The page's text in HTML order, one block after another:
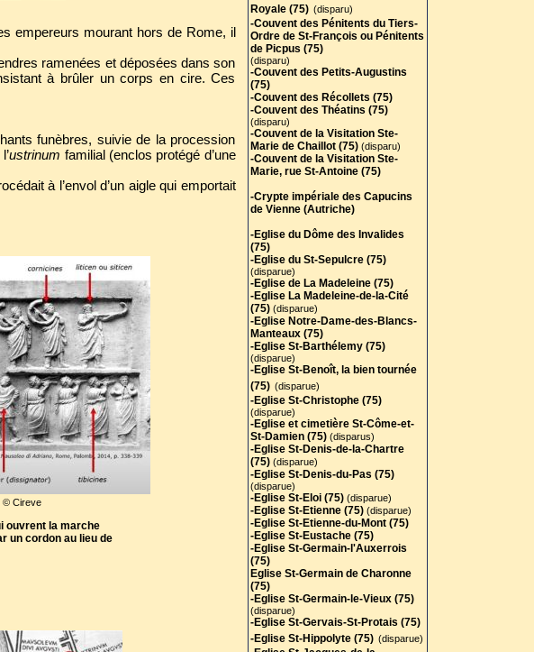
empereurs mourant hors de Rome, il
ramenées et déposées dans son
à brûler un corps en cire. Ces
funèbres, suivie de la procession
ustrinum familial (enclos protégé d’une
à l’envol d’un aigle qui emportait
© Cireve
ouvrent la marche
un cordon au lieu de
Royale (75) (disparu)
-Couvent des Pénitents du Tiers-
Ordre de St-François ou Pénitents
de Picpus (75)
(disparu)
-Couvent des Petits-Augustins
(75)
-Couvent des Récollets (75)
-Couvent des Théatins (75)
(disparu)
-Couvent de la Visitation Ste-
Marie de Chaillot (75)(disparu)
-Couvent de la Visitation Ste-
Marie, rue St-Antoine (75)
-Crypte impériale des Capucins
de Vienne (Autriche)
-Eglise du Dôme des Invalides
(75)
-Eglise du St-Sepulcre (75)
(disparue)
-Eglise de La Madeleine (75)
-Eglise La Madeleine-de-la-Cité
(75) (disparue)
-Eglise Notre-Dame-des-Blancs-
Manteaux (75)
-Eglise St-Barthélemy (75)
(disparue)
-Eglise St-Benoît, la bien tournée
(75) (disparue)
-Eglise St-Christophe (75)
(disparue)
-Eglise et cimetière St-Côme-et-
St-Damien (75) (disparus)
-Eglise St-Denis-de-la-Chartre
(75) (disparue)
-Eglise St-Denis-du-Pas (75)
(disparue)
-Eglise St-Eloi (75)(disparue)
-Eglise St-Etienne (75) (disparue)
-Eglise St-Etienne-du-Mont (75)
-Eglise St-Eustache (75)
-Eglise St-Germain-l'Auxerrois
(75)
Eglise St-Germain de Charonne
(75)
-Eglise St-Germain-le-Vieux (75)
(disparue)
-Eglise St-Gervais-St-Protais (75)
-Eglise St-Hippolyte (75) (disparue)